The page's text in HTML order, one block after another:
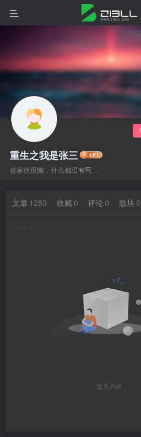
重生之我是张三
这家伙很懒，什么都没有写...
文章 1253 收藏 0 评论 0 版块 0
暂无内容